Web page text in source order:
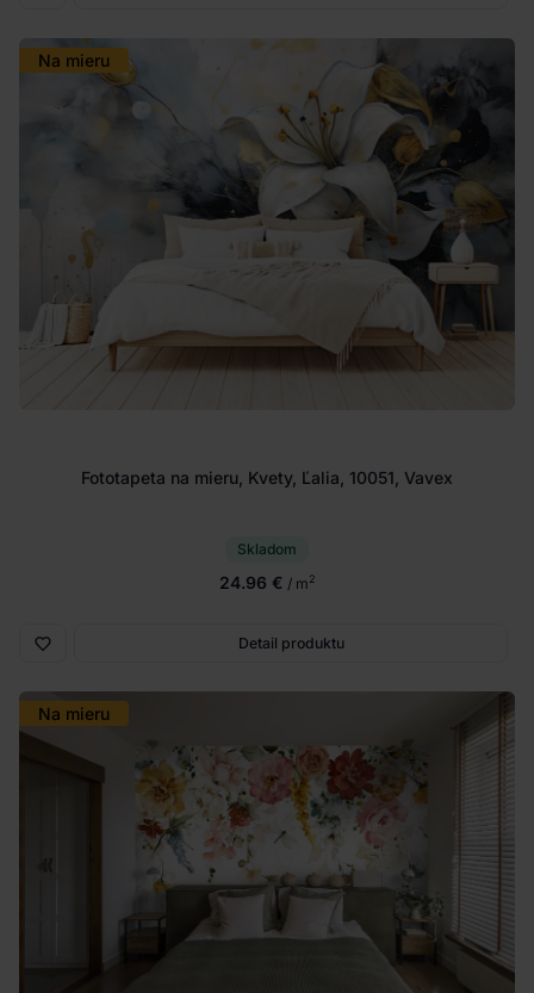
Na mieru
Fototapeta na mieru, Kvety, Ľalia, 10051, Vavex
Skladom
24.96 € / m2
Detail produktu
Na mieru